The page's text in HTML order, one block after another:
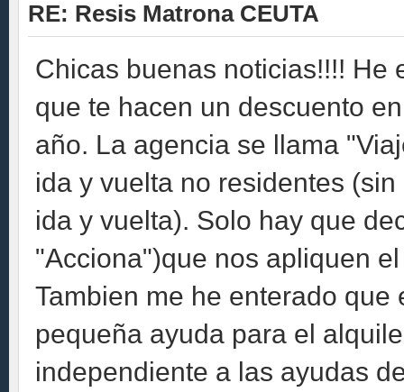
RE: Resis Matrona CEUTA
Chicas buenas noticias!!!! He
que te hacen un descuento
año. La agencia se llama
ida y vuelta no residentes
ida y vuelta). Solo hay que
"Acciona")que nos apliquen
Tambien me he enterado
pequeña ayuda para el
independiente a las ayudas